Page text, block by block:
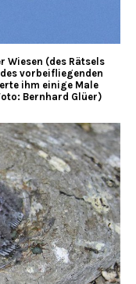
Wiesen (des Rätsels
vorbeifliegenden
ihm einige Male
Bernhard Glüer)